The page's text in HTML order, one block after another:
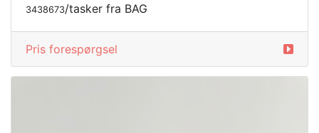
3438673/tasker fra BAG
Pris forespørgsel